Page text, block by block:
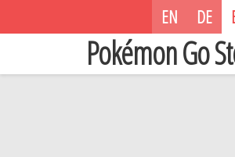
EN DE
Pokémon Go